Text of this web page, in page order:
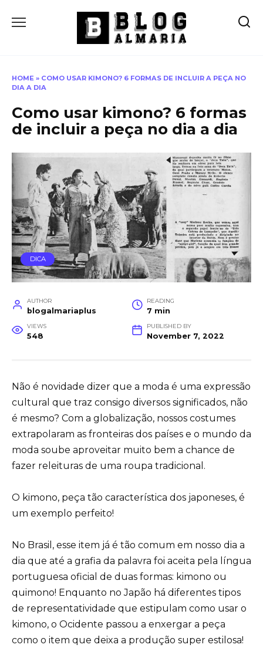
HOME » COMO USAR KIMONO? 6 FORMAS DE INCLUIR A PEÇA NO
DIA A DIA
Como usar kimono? 6 formas
de incluir a peça no dia a dia
DICA
AUTHOR
blogalmariaplus
READING
7 min
VIEWS
548
PUBLISHED BY
November 7, 2022
Não é novidade dizer que a moda é uma expressão
cultural que traz consigo diversos significados, não
é mesmo? Com a globalização, nossos costumes
extrapolaram as fronteiras dos países e o mundo da
moda soube aproveitar muito bem a chance de
fazer releituras de uma roupa tradicional.
O kimono, peça tão característica dos japoneses, é
um exemplo perfeito!
No Brasil, esse item já é tão comum em nosso dia a
dia que até a grafia da palavra foi aceita pela língua
portuguesa oficial de duas formas: kimono ou
quimono! Enquanto no Japão há diferentes tipos
de representatividade que estipulam como usar o
kimono, o Ocidente passou a enxergar a peça
como o item que deixa a produção super estilosa!